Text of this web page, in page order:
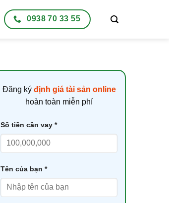
0938 70 33 55
Đăng ký định giá tài sản online
hoàn toàn miễn phí
Số tiền cần vay *
Tên của bạn *